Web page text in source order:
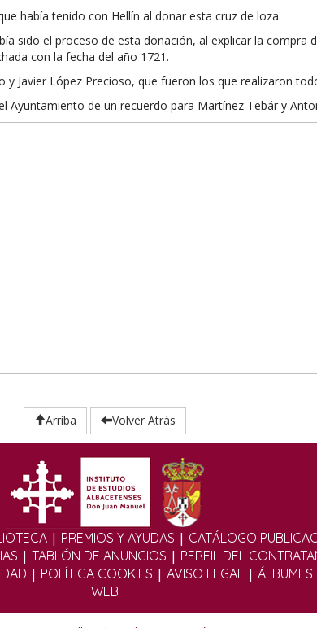
había tenido con Hellín al donar esta cruz de loza.
sido el proceso de esta donación, al explicar la compra
con la fecha del año 1721.
Javier López Precioso, que fueron los que realizaron
Ayuntamiento de un recuerdo para Martínez Tebár y
Arriba Volver Atrás
| PREMIOS Y AYUDAS | CATÁLOGO
| TABLÓN DE ANUNCIOS | PERFIL DEL
| POLÍTICA COOKIES | AVISO LEGAL| ÁLBUMES
WEB